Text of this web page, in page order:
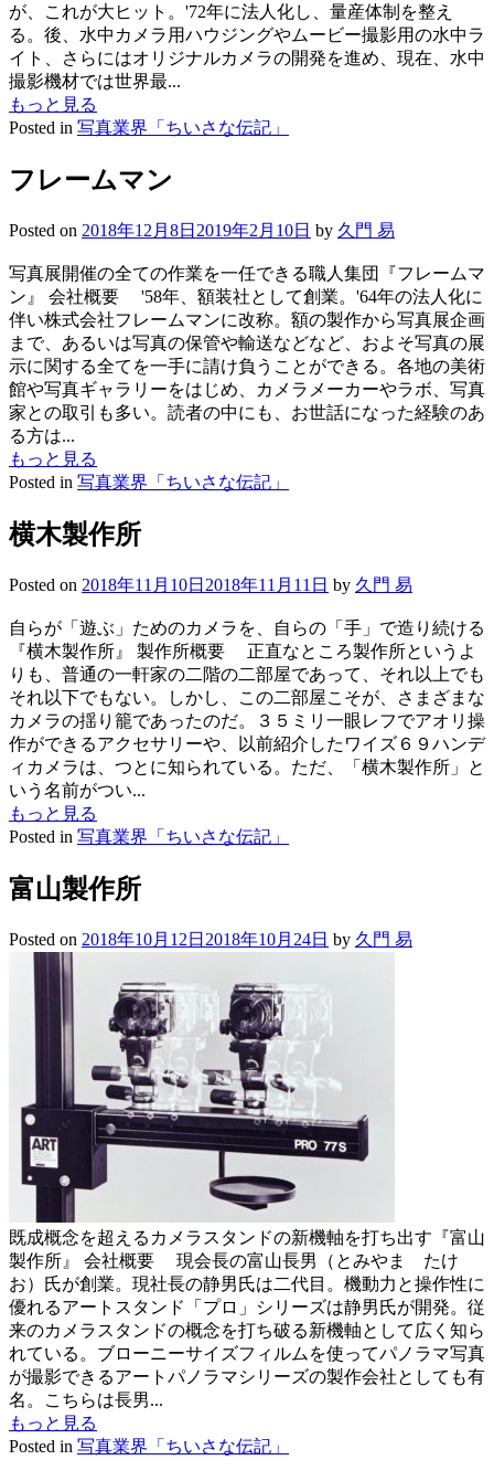
が、これが大ヒット。'72年に法人化し、量産体制を整え
る。後、水中カメラ用ハウジングやムービー撮影用の水中ラ
イト、さらにはオリジナルカメラの開発を進め、現在、水中
撮影機材では世界最...
もっと見る
Posted in 写真業界「ちいさな伝記」
フレームマン
Posted on 2018年12月8日 2019年2月10日 by 久門 易
写真展開催の全ての作業を一任できる職人集団『フレームマ
ン』 会社概要 '58年、額装社として創業。'64年の法人化に
伴い株式会社フレームマンに改称。額の製作から写真展企画
まで、あるいは写真の保管や輸送などなど、およそ写真の展
示に関する全てを一手に請け負うことができる。各地の美術
館や写真ギャラリーをはじめ、カメラメーカーやラボ、写真
家との取引も多い。読者の中にも、お世話になった経験のあ
る方は...
もっと見る
Posted in 写真業界「ちいさな伝記」
横木製作所
Posted on 2018年11月10日 2018年11月11日 by 久門 易
自らが「遊ぶ」ためのカメラを、自らの「手」で造り続ける
『横木製作所』 製作所概要 正直なところ製作所というよ
りも、普通の一軒家の二階の二部屋であって、それ以上でも
それ以下でもない。しかし、この二部屋こそが、さまざまな
カメラの揺り籠であったのだ。３５ミリ一眼レフでアオリ操
作ができるアクセサリーや、以前紹介したワイズ６９ハンデ
ィカメラは、つとに知られている。ただ、「横木製作所」と
いう名前がつい...
もっと見る
Posted in 写真業界「ちいさな伝記」
富山製作所
Posted on 2018年10月12日 2018年10月24日 by 久門 易
既成概念を超えるカメラスタンドの新機軸を打ち出す『富山
製作所』 会社概要 現会長の富山長男（とみやま たけ
お）氏が創業。現社長の静男氏は二代目。機動力と操作性に
優れるアートスタンド「プロ」シリーズは静男氏が開発。従
来のカメラスタンドの概念を打ち破る新機軸として広く知ら
れている。ブローニーサイズフィルムを使ってパノラマ写真
が撮影できるアートパノラマシリーズの製作会社としても有
名。こちらは長男...
もっと見る
Posted in 写真業界「ちいさな伝記」